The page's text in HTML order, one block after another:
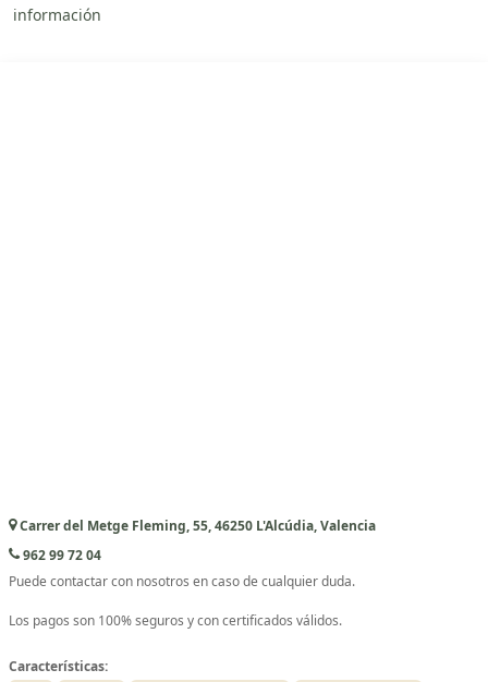
información
Carrer del Metge Fleming, 55, 46250 L'Alcúdia, Valencia
962 99 72 04
Puede contactar con nosotros en caso de cualquier duda.
Los pagos son 100% seguros y con certificados válidos.
Características: